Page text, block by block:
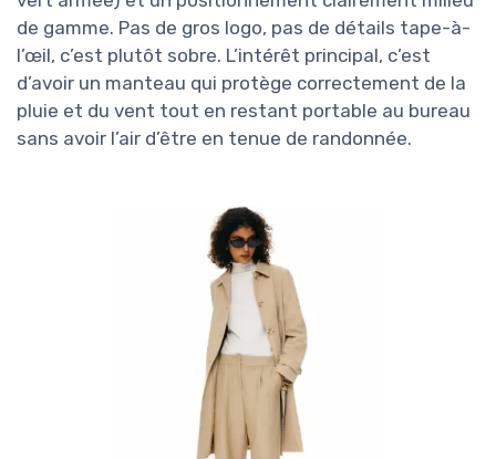
de gamme. Pas de gros logo, pas de détails tape-à-
l’œil, c’est plutôt sobre. L’intérêt principal, c’est
d’avoir un manteau qui protège correctement de la
pluie et du vent tout en restant portable au bureau
sans avoir l’air d’être en tenue de randonnée.